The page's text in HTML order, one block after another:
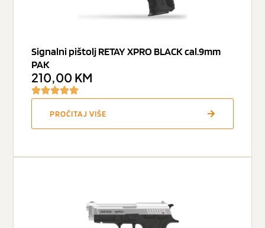
Signalni pištolj RETAY XPRO BLACK cal.9mm
PAK
210,00 KM
PROČITAJ VIŠE